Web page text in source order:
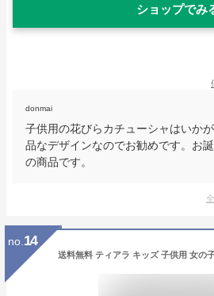
ショップでみ
donmai
子供用の花びらカチューシャはいか
品なデザインなのでお勧めです。お
の商品です。
no. 14